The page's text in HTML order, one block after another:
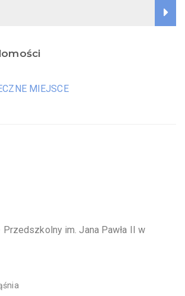
MIEJSCE
Przedszkolny im. Jana Pawła II w